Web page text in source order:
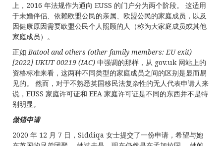
上，2016 年法规作为通向 EUSS 的门户分为两个阶段。 这适用
于未婚伴侣、依赖欧盟公民的亲属、欧盟公民的家庭成员，以及
因健康原因需要欧盟公民个人照顾的人（称为大家庭成员或其他
家庭成员）。
正如Batool and others (other family members: EU exit)
[2022] UKUT 00219 (IAC) 中强调的那样，从 gov.uk 网站上的
资格标准来看，这两种不同类型的家庭成员之间的区别是显而易
见的。 然而，对于不熟悉英国移民法复杂性的无人代表申请人来
说，EUSS 家庭许可证和 EEA 家庭许可证是不同的东西并不是特
别明显。
做错申请
2020 年 12 月 7 日，Siddiqa 女士提交了一份申请，希望与她